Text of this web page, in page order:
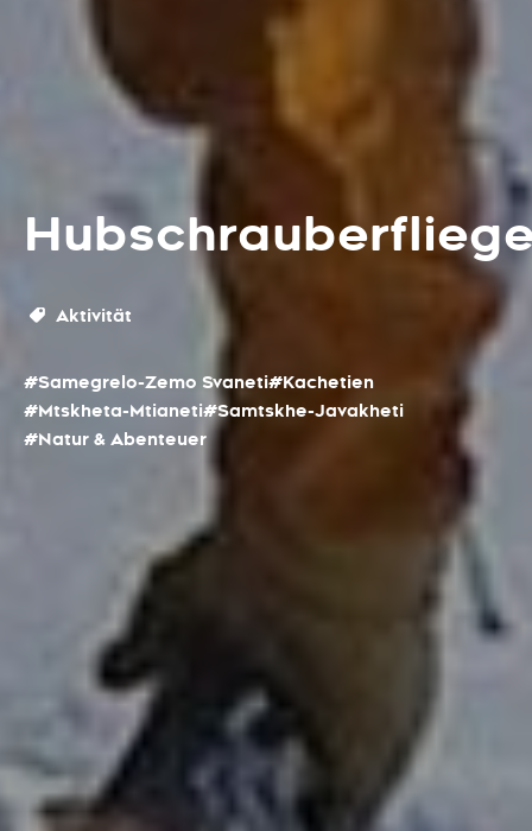
Aktivität
#Samegrelo-Zemo Svaneti#Kachetien
#Mtskheta-Mtianeti#Samtskhe-Javakheti
#Natur & Abenteuer